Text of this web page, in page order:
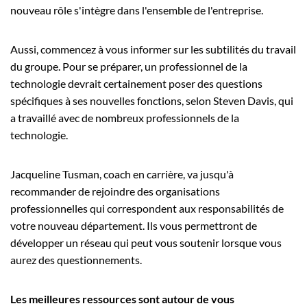
nouveau rôle s'intègre dans l'ensemble de l'entreprise.
Aussi, commencez à vous informer sur les subtilités du travail
du groupe. Pour se préparer, un professionnel de la
technologie devrait certainement poser des questions
spécifiques à ses nouvelles fonctions, selon Steven Davis, qui
a travaillé avec de nombreux professionnels de la
technologie.
Jacqueline Tusman, coach en carrière, va jusqu'à
recommander de rejoindre des organisations
professionnelles qui correspondent aux responsabilités de
votre nouveau département. Ils vous permettront de
développer un réseau qui peut vous soutenir lorsque vous
aurez des questionnements.
Les meilleures ressources sont autour de vous